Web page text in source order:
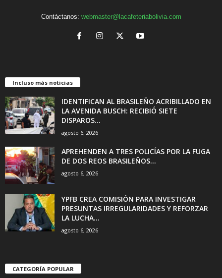
Contáctanos: webmaster@lacafeteriabolivia.com
Incluso más noticias
IDENTIFICAN AL BRASILEÑO ACRIBILLADO EN
LA AVENIDA BUSCH: RECIBIÓ SIETE
DISPAROS...
agosto 6, 2026
APREHENDEN A TRES POLICÍAS POR LA FUGA
DE DOS REOS BRASILEÑOS...
agosto 6, 2026
YPFB CREA COMISIÓN PARA INVESTIGAR
PRESUNTAS IRREGULARIDADES Y REFORZAR
LA LUCHA...
agosto 6, 2026
CATEGORÍA POPULAR